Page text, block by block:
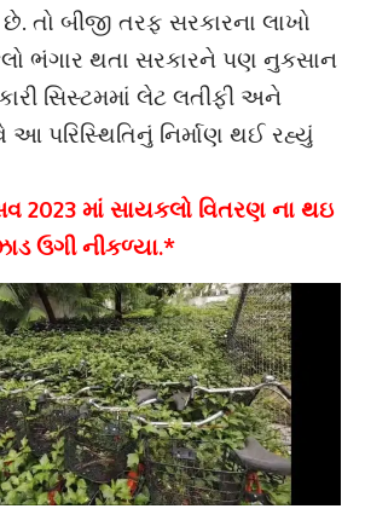
તો બીજી તરફ સરકારના લાખો
ભંગાર થતા સરકારને પણ નુકસાન
સિસ્ટમમાં લેટ લતીફી અને
પરિસ્થિતિનું નિર્માણ થઈ રહ્યું
2023 માં સાયકલો વિતરણ ના થઇ
ઉગી નીકળ્યા.*